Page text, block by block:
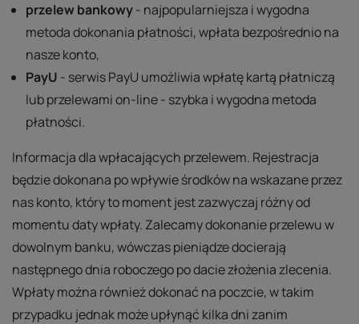
przelew bankowy- najpopularniejsza i wygodna
metoda dokonania płatności, wpłata bezpośrednio na
nasze konto,
PayU - serwis PayU umożliwia wpłatę kartą płatniczą
lub przelewami on-line - szybka i wygodna metoda
płatności.
Informacja dla wpłacających przelewem. Rejestracja
będzie dokonana po wpływie środków na wskazane przez
nas konto, który to moment jest zazwyczaj różny od
momentu daty wpłaty. Zalecamy dokonanie przelewu w
dowolnym banku, wówczas pieniądze docierają
następnego dnia roboczego po dacie złożenia zlecenia.
Wpłaty można również dokonać na poczcie, w takim
przypadku jednak może upłynąć kilka dni zanim